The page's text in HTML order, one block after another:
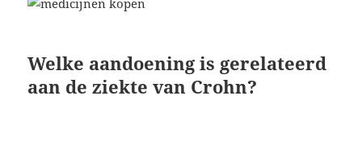
Welke aandoening is gerelateerd
aan de ziekte van Crohn?